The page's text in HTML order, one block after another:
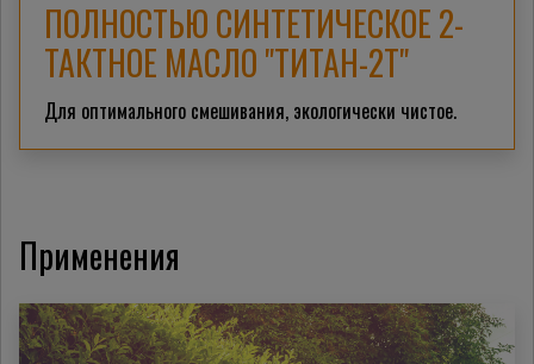
ПОЛНОСТЬЮ СИНТЕТИЧЕСКОЕ 2-
ТАКТНОЕ МАСЛО "ТИТАН-2Т"
Для оптимального смешивания, экологически чистое.
Применения